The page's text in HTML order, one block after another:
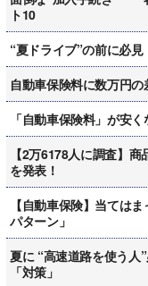
ト10
“夏ドライブ”の前に必
自動車保険料に数万円
「自動車保険料」が安
【2万6178人に調査】
を発表！
【自動車保険】当ては
パターン」
夏に “高速道路を使う
「対策」